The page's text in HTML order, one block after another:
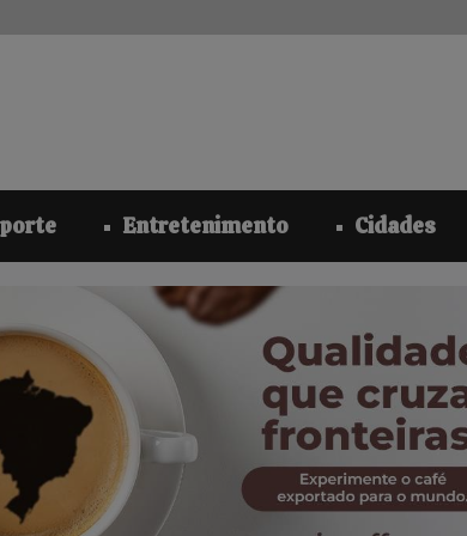
Entretenimento Cidades